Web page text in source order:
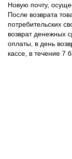
Новую почту,
После возврата
потребительских
возврат денежных
оплаты, в день
кассе, в течение 7